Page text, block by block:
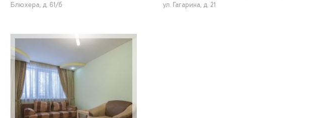
Блюхера, д. 61/б
ул. Гагарина, д. 21